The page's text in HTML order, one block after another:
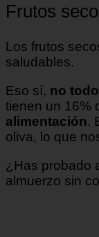
Frutos
Los frutos
saludables.
Eso sí, no
tienen un 16%
alimentación.
oliva, lo que
¿Has probado
almuerzo sin